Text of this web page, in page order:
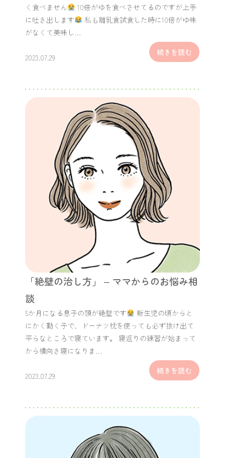
く食べません
10倍がゆを食べさせてるのですが上手
に吐き出します
私も離乳食試食した時に10倍がゆ味
がなくて美味し…
2023.07.29
続きを読む
「絶壁の治し方」 – ママからのお悩み相
談
5か月になる息子の頭が絶壁です
新生児の頃からと
にかく動く子で、ドーナツ枕を使っても必ず抜け出て
平らなところで寝ています。 寝返りの練習が始まって
から横向き寝になりま…
2023.07.29
続きを読む